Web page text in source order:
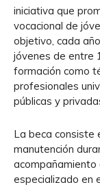
iniciativa que
vocacional de
objetivo, cada
jóvenes de entre
formación como
profesionales
públicas y
La beca consiste
manutención
acompañamiento
especializado en